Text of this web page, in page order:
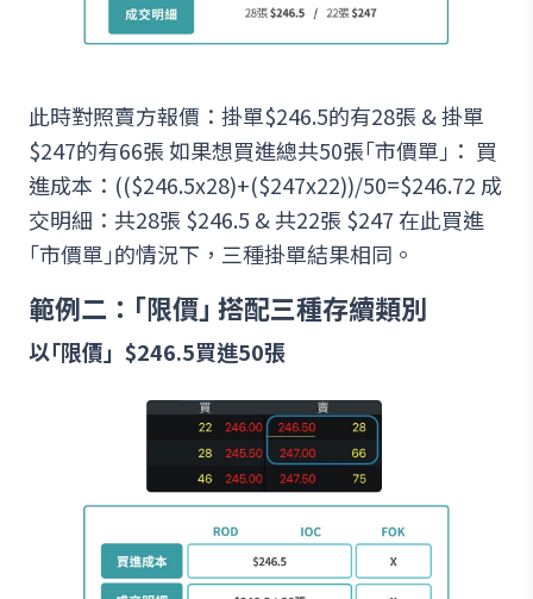
此時對照賣方報價：掛單$246.5的有28張 & 掛單
$247的有66張 如果想買進總共50張｢市價單｣： 買
進成本：(($246.5x28)+($247x22))/50=$246.72 成
交明細：共28張 $246.5 & 共22張 $247 在此買進
｢市價單｣的情況下，三種掛單結果相同。
範例二：｢限價｣ 搭配三種存續類別
以｢限價」$246.5買進50張